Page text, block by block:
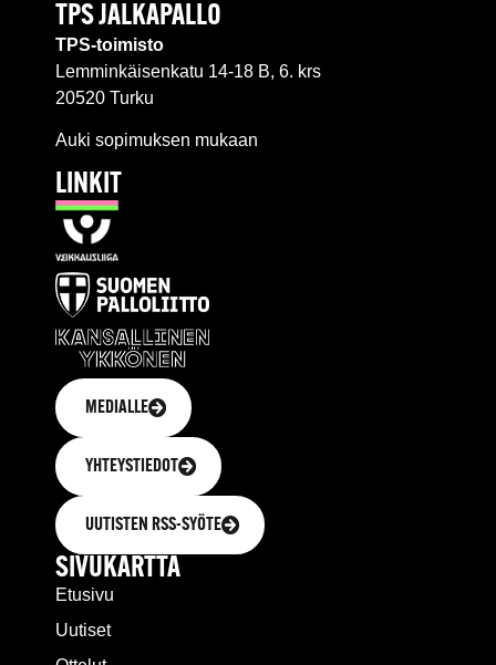
TPS JALKAPALLO
TPS-toimisto
Lemminkäisenkatu 14-18 B, 6. krs
20520 Turku
Auki sopimuksen mukaan
LINKIT
MEDIALLE
YHTEYSTIEDOT
UUTISTEN RSS-SYÖTE
SIVUKARTTA
Etusivu
Uutiset